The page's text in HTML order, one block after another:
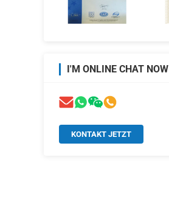
I'M ONLINE CHAT NOW
KONTAKT JETZT